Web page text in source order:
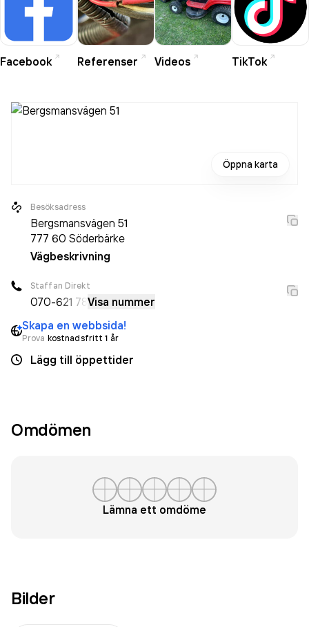
Facebook Referenser Videos TikTok
Öppna karta
Besöksadress
Bergsmansvägen 51
777 60 Söderbärke
Vägbeskrivning
Staffan Direkt
070-621 78 Visa nummer
Skapa en webbsida!
Prova kostnadsfritt 1 år
Lägg till öppettider
Omdömen
Lämna ett omdöme
Bilder